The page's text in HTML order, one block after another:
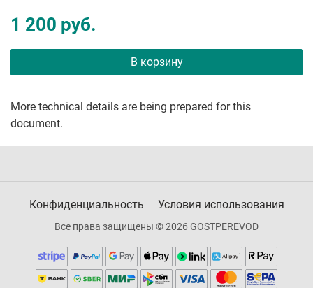
1 200 руб.
В корзину
More technical details are being prepared for this
document.
Конфиденциальность Условия использования
Все права защищены © 2026 GOSTPEREVOD